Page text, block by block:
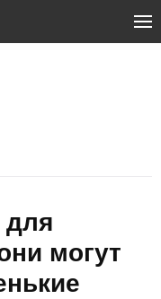
для
могут